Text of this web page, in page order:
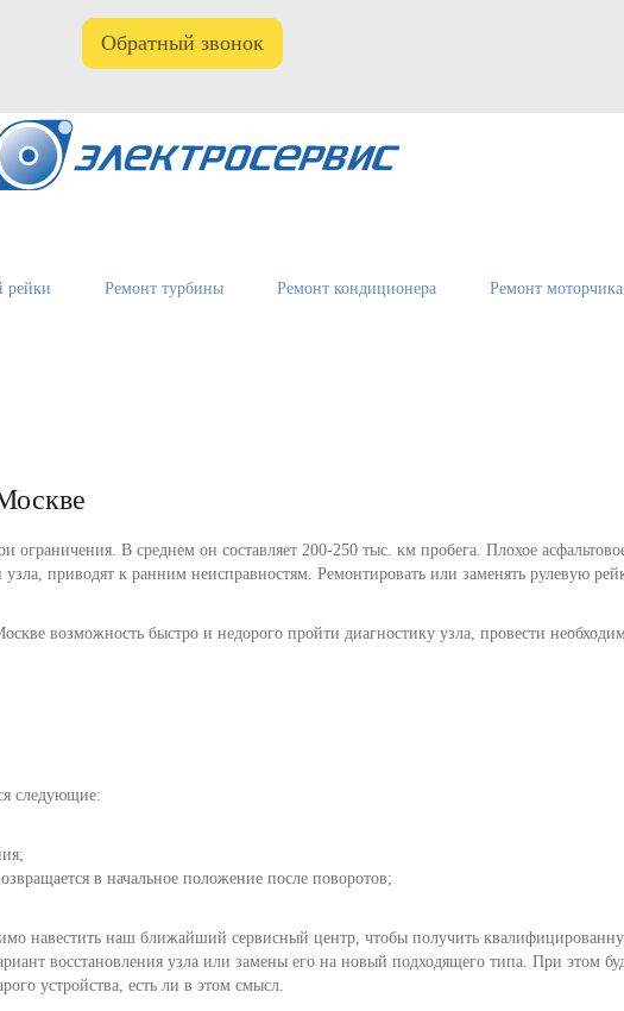
Обратный звонок
рейки Ремонт турбины Ремонт кондиционера Ремонт
В среднем он составляет 200-250 тыс. км пробега. Плохое
приводят к ранним неисправностям. Ремонтировать или заменять рулевую
возможность быстро и недорого пройти диагностику узла, провести
следующие:
в начальное положение после поворотов;
навестить наш ближайший сервисный центр, чтобы получить
восстановления узла или замены его на новый подходящего типа. При этом
устройства, есть ли в этом смысл.